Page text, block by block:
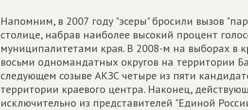
Напомним, в 2007 году "эсеры" бросили вызов
столице, набрав наиболее высокий процент
муниципалитетами края. В 2008-м на выборах в
восьми одномандатных округов на территории
следующем созыве АКЗС четыре из пяти
территории краевого центра. Наконец,
исключительно из представителей "Единой